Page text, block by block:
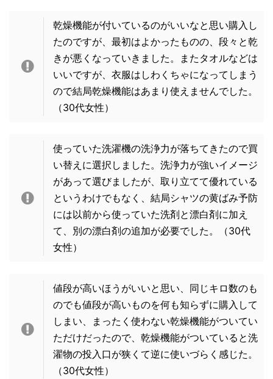
乾燥機能が付いているのがいいなと思い購入し
たのですが、最初はよかったものの、段々と乾
きが悪くなっていきました。またタオルなどは
いいですが、衣服はしわくちゃになってしまう
ので結局乾燥機能はあまり使えませんでした。
（30代女性）
使っていた洗濯機の洗浄力が落ちてきたので買
い替えに選択しました。洗浄力が強いイメージ
があって選びましたが、取り立てて優れている
というわけでもなく、結局シャツの黄ばみ予防
には以前から使っていた洗剤と漂白剤に加え
て、別の漂白剤の追加が必要でした。
（30代
女性）
値段が高いほうがいいと思い、同じキロ数のも
のでも値段が高いものを何も知らずに購入して
しまい、まったく使わない乾燥機能がついてい
ただけだったので、乾燥機能がついていると洗
濯物の投入口が狭くて逆に使いづらく感じた。
（30代女性）